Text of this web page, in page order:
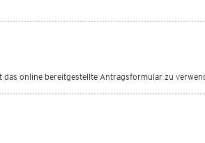
online bereitgestellte Antragsformular zu